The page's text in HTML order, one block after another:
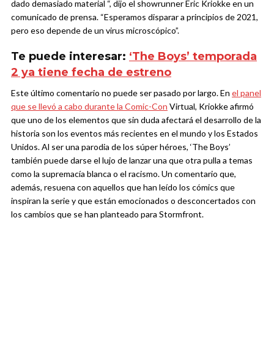
dado demasiado material “, dijo el showrunner Eric Kriokke en un
comunicado de prensa. “Esperamos disparar a principios de 2021,
pero eso depende de un virus microscópico”.
Te puede interesar: ‘The Boys’ temporada
2 ya tiene fecha de estreno
Este último comentario no puede ser pasado por largo. En el panel
que se llevó a cabo durante la Comic-Con Virtual, Kriokke afirmó
que uno de los elementos que sin duda afectará el desarrollo de la
historia son los eventos más recientes en el mundo y los Estados
Unidos. Al ser una parodia de los súper héroes, ‘The Boys’
también puede darse el lujo de lanzar una que otra pulla a temas
como la supremacía blanca o el racismo. Un comentario que,
además, resuena con aquellos que han leído los cómics que
inspiran la serie y que están emocionados o desconcertados con
los cambios que se han planteado para Stormfront.